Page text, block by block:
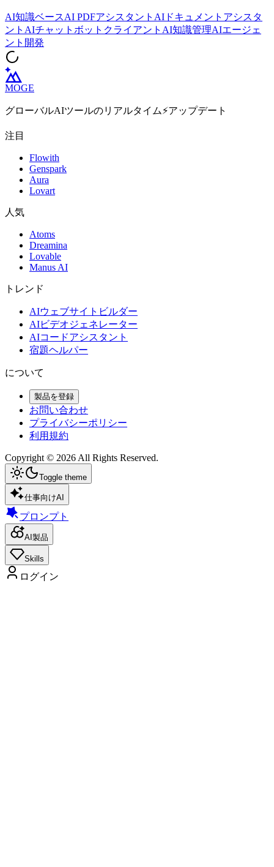
AI知識ベースAI PDFアシスタント AIドキュメントアシスタ
ント AIチャットボットクライアント AI知識管理AIエージェ
ント開発
MOGE
グローバルAIツールのリアルタイム⚡️アップデート
注目
Flowith
Genspark
Aura
Lovart
人気
Atoms
Dreamina
Lovable
Manus AI
トレンド
AIウェブサイトビルダー
AIビデオジェネレーター
AIコードアシスタント
宿題ヘルパー
について
製品を登録
お問い合わせ
プライバシーポリシー
利用規約
Copyright © 2026 All Rights Reserved.
Toggle theme
仕事向けAI
プロンプト
AI製品
Skills
ログイン